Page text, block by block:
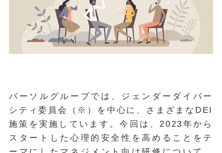
パーソルグループでは、ジェンダーダイバー
シティ委員会（※）を中心に、さまざまなDEI
施策を実施しています。今回は、2023年から
スタートした心理的安全性を高めることをテ